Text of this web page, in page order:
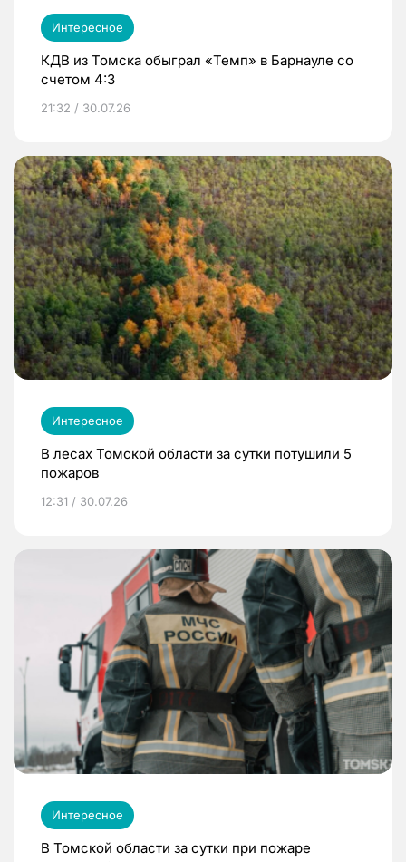
Интересное
КДВ из Томска обыграл «Темп» в Барнауле со
счетом 4:3
21:32 / 30.07.26
Интересное
В лесах Томской области за сутки потушили 5
пожаров
12:31 / 30.07.26
Интересное
В Томской области за сутки при пожаре